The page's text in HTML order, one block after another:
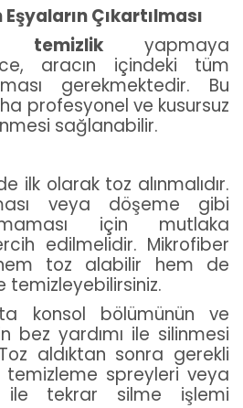
Çıkartılması
temizlik yapmaya
aracın içindeki tüm
gerekmektedir. Bu
profesyonel ve kusursuz
sağlanabilir.
ilk olarak toz alınmalıdır.
veya döşeme gibi
için mutlaka
edilmelidir. Mikrofiber
toz alabilir hem de
temizleyebilirsiniz.
konsol bölümünün ve
bez yardımı ile silinmesi
aldıktan sonra gerekli
temizleme spreyleri veya
ile tekrar silme işlemi